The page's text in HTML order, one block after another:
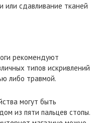
или сдавливание тканей
рекомендуют
типов искривлений
либо травмой.
могут быть
из пяти пальцев стопы.